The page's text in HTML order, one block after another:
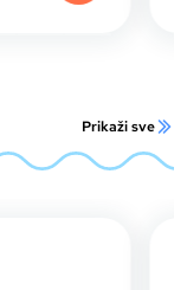
Prikaži sve